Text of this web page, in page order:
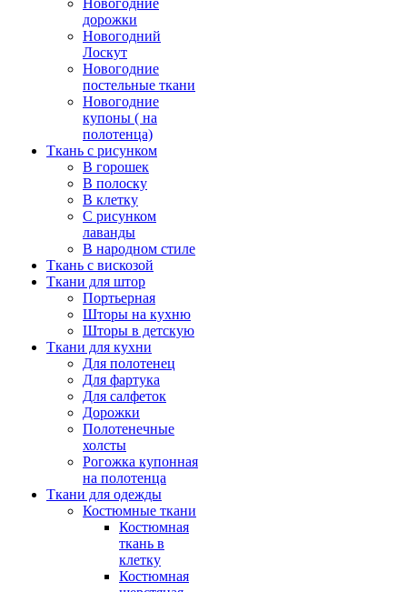
дорожки
Новогодний
Лоскут
Новогодние
постельные ткани
Новогодние
купоны ( на
полотенца)
Ткань с рисунком
В горошек
В полоску
В клетку
С рисунком
лаванды
В народном стиле
Ткань с вискозой
Ткани для штор
Портьерная
Шторы на кухню
Шторы в детскую
Ткани для кухни
Для полотенец
Для фартука
Для салфеток
Дорожки
Полотенечные
холсты
Рогожка купонная
на полотенца
Ткани для одежды
Костюмные ткани
Костюмная
ткань в
клетку
Костюмная